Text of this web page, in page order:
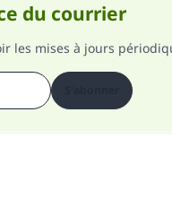
du courrier
les mises à jours